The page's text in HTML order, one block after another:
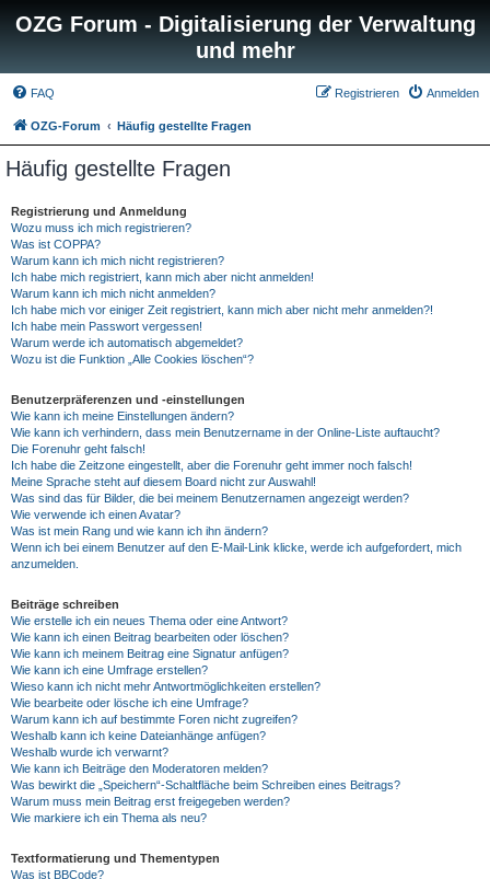
OZG Forum - Digitalisierung der Verwaltung
und mehr
FAQ Anmelden
Registrieren
OZG-Forum Häufig gestellte Fragen
Häufig gestellte Fragen
Registrierung und Anmeldung
Wozu muss ich mich registrieren?
Was ist COPPA?
Warum kann ich mich nicht registrieren?
Ich habe mich registriert, kann mich aber nicht anmelden!
Warum kann ich mich nicht anmelden?
Ich habe mich vor einiger Zeit registriert, kann mich aber nicht mehr anmelden?!
Ich habe mein Passwort vergessen!
Warum werde ich automatisch abgemeldet?
Wozu ist die Funktion „Alle Cookies löschen“?
Benutzerpräferenzen und -einstellungen
Wie kann ich meine Einstellungen ändern?
Wie kann ich verhindern, dass mein Benutzername in der Online-Liste auftaucht?
Die Forenuhr geht falsch!
Ich habe die Zeitzone eingestellt, aber die Forenuhr geht immer noch falsch!
Meine Sprache steht auf diesem Board nicht zur Auswahl!
Was sind das für Bilder, die bei meinem Benutzernamen angezeigt werden?
Wie verwende ich einen Avatar?
Was ist mein Rang und wie kann ich ihn ändern?
Wenn ich bei einem Benutzer auf den E-Mail-Link klicke, werde ich aufgefordert, mich
anzumelden.
Beiträge schreiben
Wie erstelle ich ein neues Thema oder eine Antwort?
Wie kann ich einen Beitrag bearbeiten oder löschen?
Wie kann ich meinem Beitrag eine Signatur anfügen?
Wie kann ich eine Umfrage erstellen?
Wieso kann ich nicht mehr Antwortmöglichkeiten erstellen?
Wie bearbeite oder lösche ich eine Umfrage?
Warum kann ich auf bestimmte Foren nicht zugreifen?
Weshalb kann ich keine Dateianhänge anfügen?
Weshalb wurde ich verwarnt?
Wie kann ich Beiträge den Moderatoren melden?
Was bewirkt die „Speichern“-Schaltfläche beim Schreiben eines Beitrags?
Warum muss mein Beitrag erst freigegeben werden?
Wie markiere ich ein Thema als neu?
Textformatierung und Thementypen
Was ist BBCode?